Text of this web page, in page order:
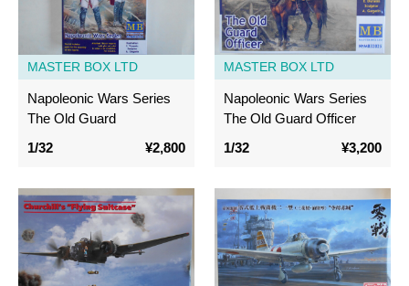
MASTER BOX LTD
Napoleonic Wars Series
The Old Guard
1/32
¥2,800
MASTER BOX LTD
Napoleonic Wars Series
The Old Guard Officer
1/32
¥3,200